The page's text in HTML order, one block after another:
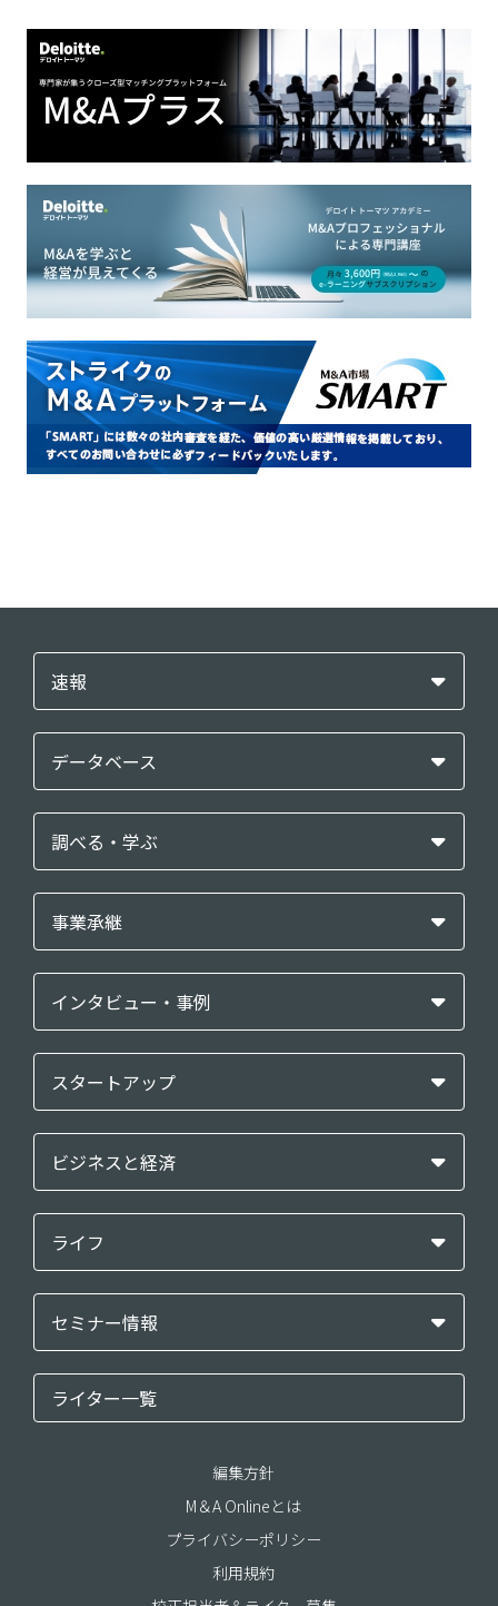
速報
データベース
調べる・学ぶ
事業承継
インタビュー・事例
スタートアップ
ビジネスと経済
ライフ
セミナー情報
ライター一覧
編集方針
M＆A Onlineとは
プライバシーポリシー
利用規約